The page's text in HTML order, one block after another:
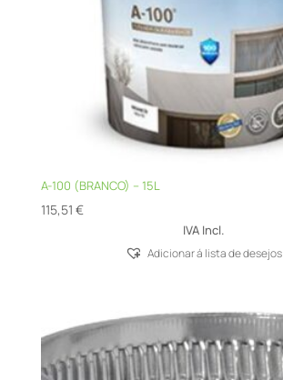
A-100 (BRANCO) – 15L
115,51 €
IVA Incl.
Adicionar á lista de desejos